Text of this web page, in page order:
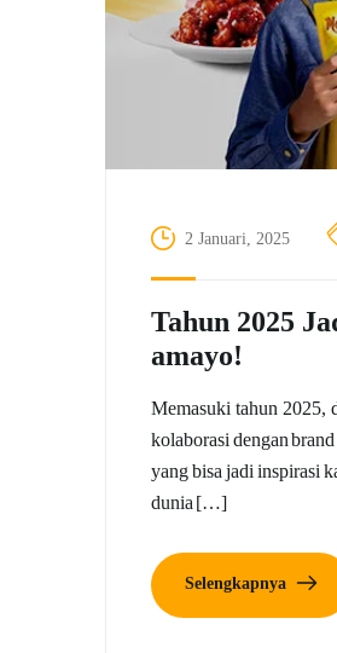
2 Januari, 2025
Tahun 2025
amayo!
Memasuki tahun 2025,
kolaborasi dengan
yang bisa jadi inspirasi
dunia […]
Selengkapnya